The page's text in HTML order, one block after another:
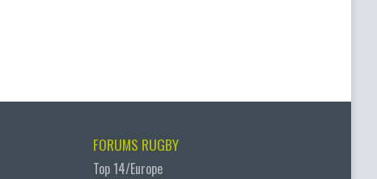
FORUMS RUGBY
Top 14/Europe